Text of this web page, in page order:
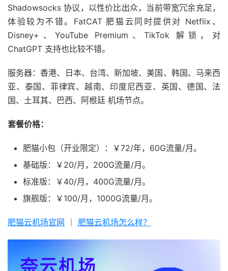
Shadowsocks 协议，以性价比出众，当前带宽冗余充足，
体验较为不错。FatCAT 肥猫云同时提供对 Netflix、
Disney+、YouTube Premium、TikTok 解锁，对
ChatGPT 支持也比较不错。
服务器：香港、日本、台湾、新加坡、美国、韩国、马来西
亚、泰国、菲律宾、越南、印度尼西亚、英国、德国、法
国、土耳其、巴西、阿根廷 机场节点。
套餐价格：
肥猫小包（开业限定）：￥72/年，60G流量/月。
基础版：￥20/月，200G流量/月。
标准版：￥40/月，400G流量/月。
旗舰版：￥100/月，1000G流量/月。
肥猫云机场官网 肥猫云机场怎么样？